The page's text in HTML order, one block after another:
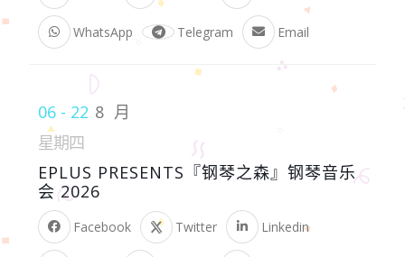
WhatsApp Telegram Email
06 - 22 8 月
星期四
EPLUS PRESENTS『钢琴之森』钢琴音乐
会 2026
Facebook Twitter Linkedin